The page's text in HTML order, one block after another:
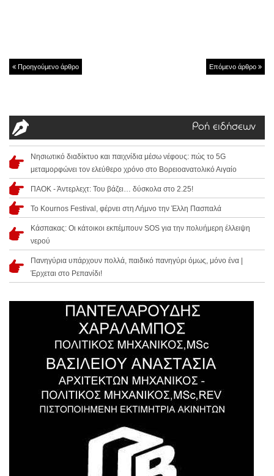
Προηγούμενο άρθρο Επόμενο άρθρο
Ροή ειδήσεων
Νησιωτικό διαδίκτυο και παιχνίδια μέσω νέφους: πώς το 5G
μεταμορφώνει τον ελεύθερο χρόνο στο Βορειοανατολικό Αιγαίο
ΠΑΟΚ - Άντερλεχτ: Του βάζει… δύσκολα στο 2.25!
Το Kournos Festival, φέρνει στη Λήμνο την Έλλη Πασπαλά
Κάσπακας: Οι κάτοικοι εκπέμπουν SOS για την πολυήμερη έλλειψη
νερού
Πανηγύρια υπάρχουν πολλά, παιδικό πανηγύρι όμως, μόνο ένα |
Έρχεται στο Ρεπανίδι!